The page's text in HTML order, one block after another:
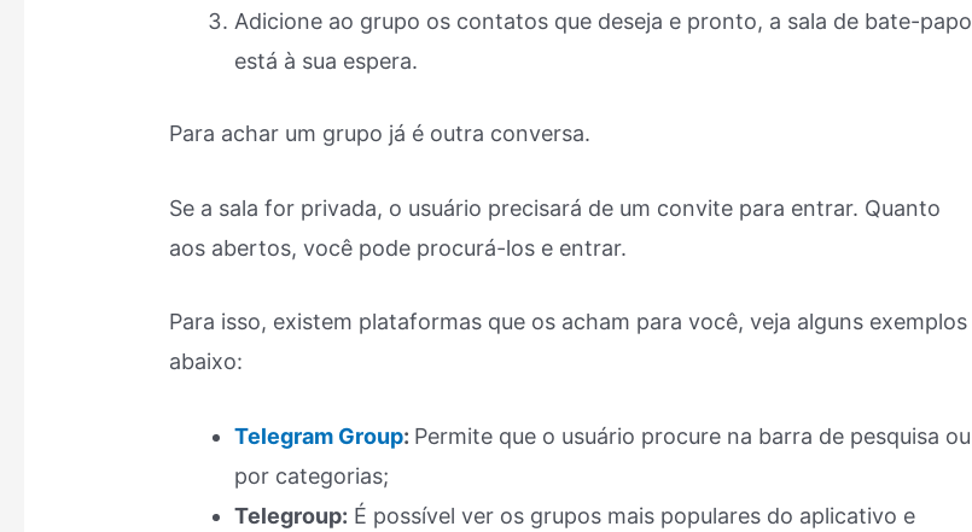
Adicione ao grupo os contatos que deseja e pronto, a sala de bate-papo
está à sua espera.
Para achar um grupo já é outra conversa.
Se a sala for privada, o usuário precisará de um convite para entrar. Quanto
aos abertos, você pode procurá-los e entrar.
Para isso, existem plataformas que os acham para você, veja alguns exemplos
abaixo:
Telegram Group: Permite que o usuário procure na barra de pesquisa ou
por categorias;
Telegroup: É possível ver os grupos mais populares do aplicativo e